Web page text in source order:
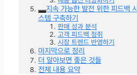
지속 가능한 발전 위한 피드백 시
스템 구축하기
판매 성과 분석
고객 피드백 청취
시장 트렌드 반영하기
마지막으로 정리
더 알아보면 좋은 것들
전체 내용 요약